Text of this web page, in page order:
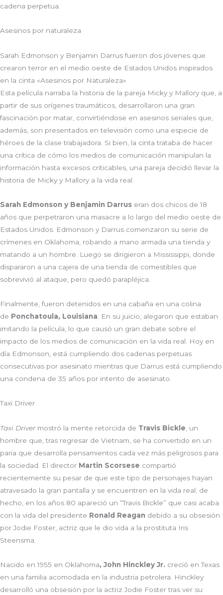
cadena perpetua.
Asesinos por naturaleza
Sarah Edmonson y Benjamin Darrus fueron dos jóvenes que
crearon terror en el medio oeste de Estados Unidos inspirados
en la cinta «Asesinos por Naturaleza»
Esta película narraba la historia de la pareja Micky y Mallory que, a
partir de sus orígenes traumáticos, desarrollaron una gran
fascinación por matar, convirtiéndose en asesinos seriales que,
además, son presentados en televisión como una especie de
héroes de la clase trabajadora. Si bien, la cinta trataba de hacer
una crítica de cómo los medios de comunicación manipulan la
información hasta excesos criticables, una pareja decidió llevar la
historia de Micky y Mallory a la vida real.
Sarah Edmonson y Benjamin Darrus eran dos chicos de 18
años que perpetraron una masacre a lo largo del medio oeste de
Estados Unidos. Edmonson y Darrus comenzaron su serie de
crímenes en Oklahoma, robando a mano armada una tienda y
matando a un hombre. Luego se dirigieron a Mississippi, donde
dispararon a una cajera de una tienda de comestibles que
sobrevivió al ataque, pero quedó parapléjica.
Finalmente, fueron detenidos en una cabaña en una colina
de Ponchatoula, Louisiana . En su juicio, alegaron que estaban
imitando la película, lo que causó un gran debate sobre el
impacto de los medios de comunicación en la vida real. Hoy en
día Edmonson, está cumpliendo dos cadenas perpetuas
consecutivas por asesinato mientras que Darrus está cumpliendo
una condena de 35 años por intento de asesinato.
Taxi Driver
Taxi Drivermostró la mente retorcida de Travis Bickle , un
hombre que, tras regresar de Vietnam, se ha convertido en un
paria que desarrolla pensamientos cada vez más peligrosos para
la sociedad. El director Martin Scorsese compartió
recientemente su pesar de que este tipo de personajes hayan
atravesado la gran pantalla y se encuentren en la vida real; de
hecho, en los años 80 apareció un “Travis Bickle” que casi acaba
con la vida del presidente Ronald Reagan debido a su obsesión
por Jodie Foster, actriz que le dio vida a la prostituta Iris
Steensma.
Nacido en 1955 en Oklahoma, John Hinckley Jr. creció en Texas
en una familia acomodada en la industria petrolera. Hinckley
desarrolló una obsesión por la actriz Jodie Foster tras ver su